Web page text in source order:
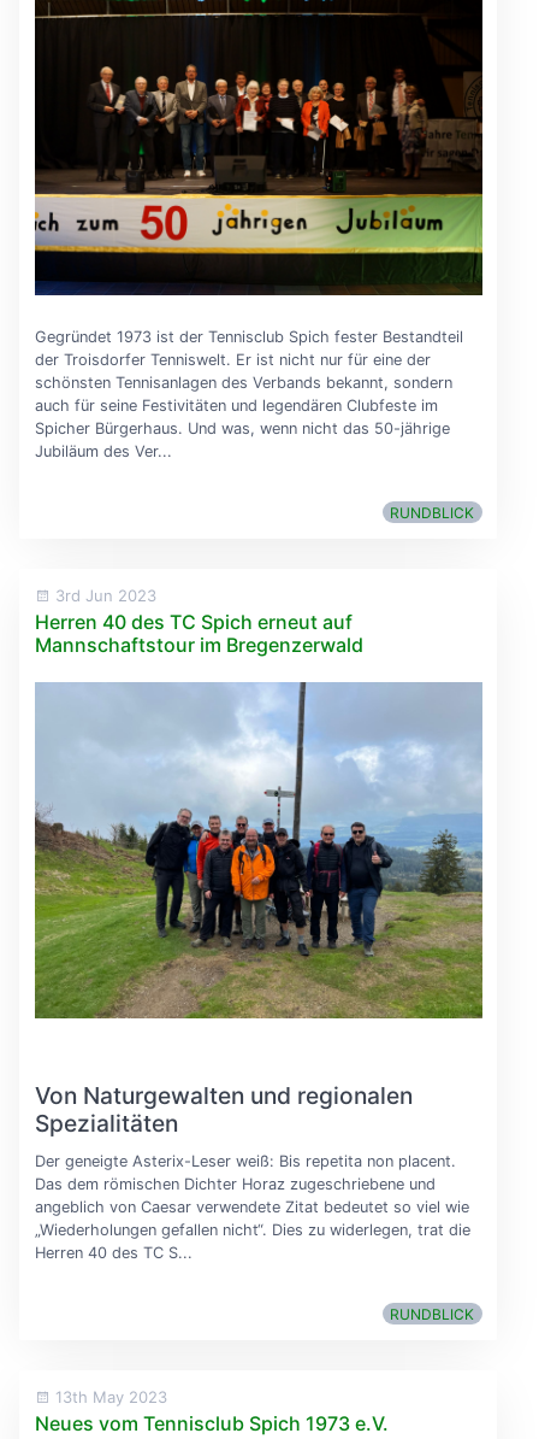
Gegründet 1973 ist der Tennisclub Spich fester Bestandteil
der Troisdorfer Tenniswelt. Er ist nicht nur für eine der
schönsten Tennisanlagen des Verbands bekannt, sondern
auch für seine Festivitäten und legendären Clubfeste im
Spicher Bürgerhaus. Und was, wenn nicht das 50-jährige
Jubiläum des Ver...
RUNDBLICK
3rd Jun 2023
Herren 40 des TC Spich erneut auf
Mannschaftstour im Bregenzerwald
Von Naturgewalten und regionalen
Spezialitäten
Der geneigte Asterix-Leser weiß: Bis repetita non placent.
Das dem römischen Dichter Horaz zugeschriebene und
angeblich von Caesar verwendete Zitat bedeutet so viel wie
„Wiederholungen gefallen nicht“. Dies zu widerlegen, trat die
Herren 40 des TC S...
RUNDBLICK
13th May 2023
Neues vom Tennisclub Spich 1973 e.V.